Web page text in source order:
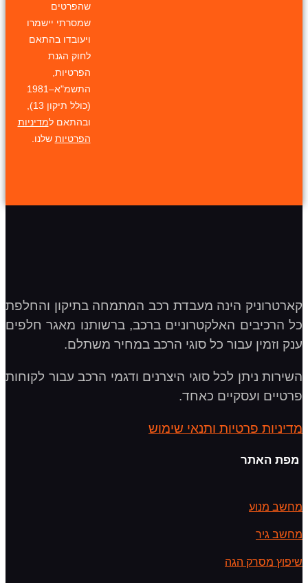
שהפרטים
שמסרתי יישמרו
ויעובדו בהתאם
לחוק הגנת
הפרטיות,
התשמ"א–1981
(כולל תיקון 13),
ובהתאם למדיניות
הפרטיות שלנו.
קארטרוניק הינה מעבדת רכב המתמחה בתיקון והחלפת
כל הרכיבים האלקטרוניים ברכב, ברשותנו מאגר חלפים
ענק וזמין עבור כל סוגי הרכב במחיר משתלם.
השירות ניתן לכל סוגי היצרנים ודגמי הרכב עבור לקוחות
פרטיים ועסקיים כאחד.
מדיניות פרטיות ותנאי שימוש
מפת האתר
מחשב מנוע
מחשב גיר
שיפוץ מסרק הגה